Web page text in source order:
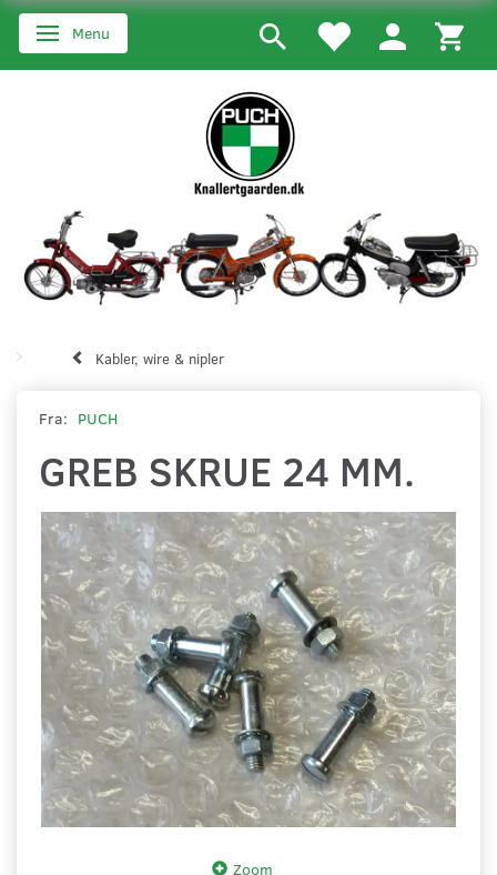
Skifte navigation
Menu
Kabler, wire & nipler
Fra: PUCH
GREB SKRUE 24 MM.
Zoom